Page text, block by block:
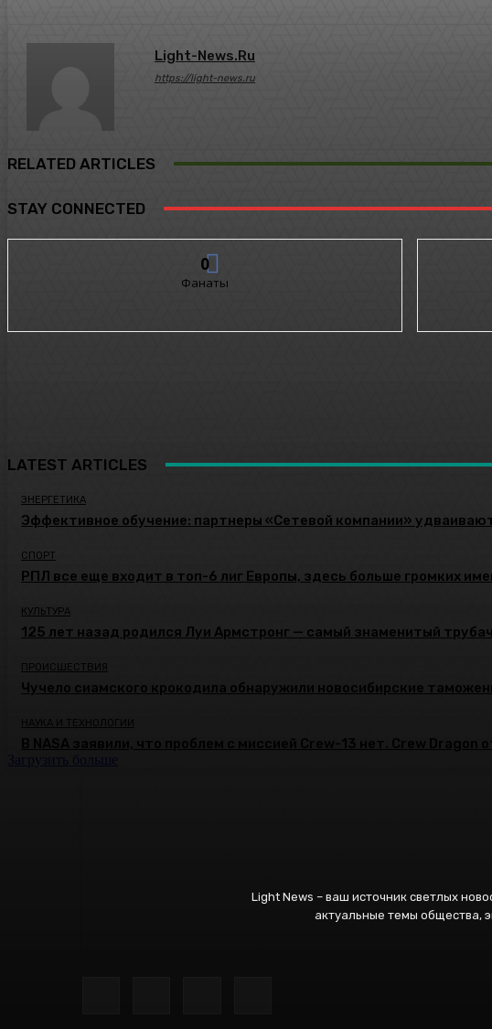
Light-News.ru
https://light-news.ru
RELATED ARTICLES
STAY CONNECTED
0
Фанаты
LATEST ARTICLES
ЭНЕРГЕТИКА
Эффективное обучение: партнеры «Сетевой компании»
СПОРТ
РПЛ все еще входит в топ-6 лиг Европы, здесь больше громких
КУЛЬТУРА
125 лет назад родился Луи Армстронг — самый знаменитый
ПРОИСШЕСТВИЯ
Чучело сиамского крокодила обнаружили новосибирские
НАУКА И ТЕХНОЛОГИИ
Light News – ваш источник светлых
актуальные темы общества,